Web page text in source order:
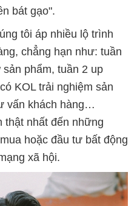
bát gạo".
tôi áp nhiều lộ trình
chẳng hạn như: tuần
phẩm, tuần 2 up
KOL trải nghiệm sản
vấn khách hàng…
thật nhất đến những
hoặc đầu tư bất động
xã hội.